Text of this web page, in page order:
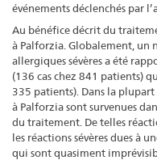
événements déclenchés par
Au bénéfice décrit du
à Palforzia. Globalement, un
allergiques sévères a été
(136 cas chez 841 patients)
335 patients). Dans la plupart
à Palforzia sont survenues
du traitement. De telles
les réactions sévères dues à
qui sont quasiment